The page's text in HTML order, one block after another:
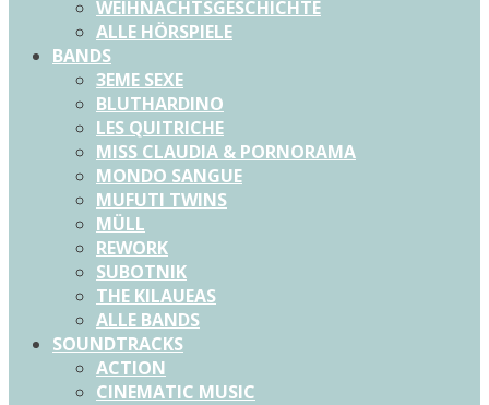
WEIHNACHTSGESCHICHTE
ALLE HÖRSPIELE
BANDS
3EME SEXE
BLUTHARDINO
LES QUITRICHE
MISS CLAUDIA & PORNORAMA
MONDO SANGUE
MUFUTI TWINS
MÜLL
REWORK
SUBOTNIK
THE KILAUEAS
ALLE BANDS
SOUNDTRACKS
ACTION
CINEMATIC MUSIC